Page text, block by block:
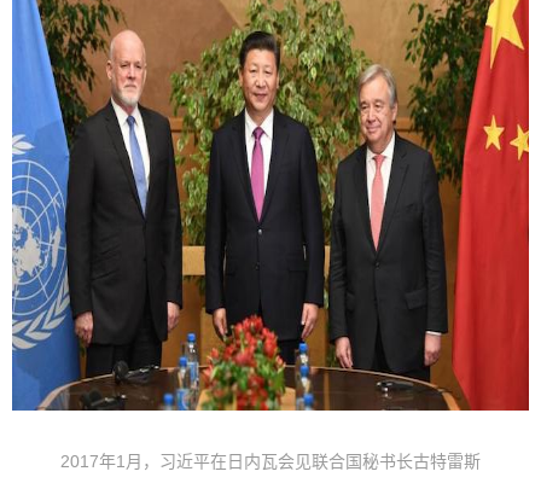
2017年1月，习近平在日内瓦会见联合国秘书长古特雷斯